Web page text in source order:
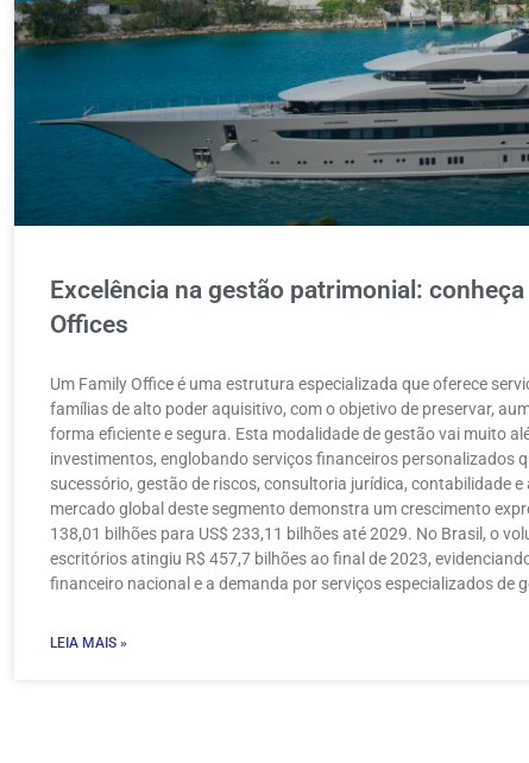
Excelência na gestão patrimonial:
Offices
Um Family Office é uma estrutura especializada que oferece
famílias de alto poder aquisitivo, com o objetivo de preservar,
forma eficiente e segura. Esta modalidade de gestão vai muito
investimentos, englobando serviços financeiros personalizados
sucessório, gestão de riscos, consultoria jurídica, contabilidade e
mercado global deste segmento demonstra um crescimento
138,01 bilhões para US$ 233,11 bilhões até 2029. No Brasil, o
escritórios atingiu R$ 457,7 bilhões ao final de 2023,
financeiro nacional e a demanda por serviços especializados de
LEIA MAIS »